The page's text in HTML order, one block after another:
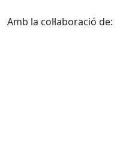
Amb la col·laboració de: